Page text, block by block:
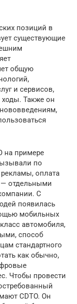
позиций в
существующие
общую
и сервисов,
Также он
на примере
по
оплата
— отдельными
С
появилась
мобильных
автомобиля,
способ
стандартного
как обычно,
Чтобы провести
CDTO. Он